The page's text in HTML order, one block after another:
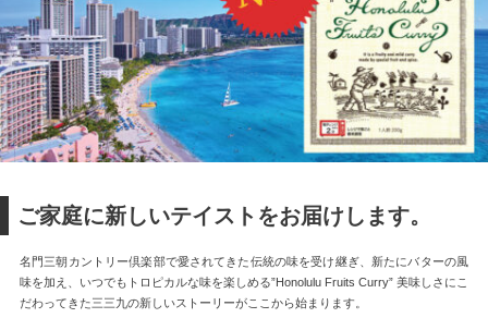
ご家庭に新しいテイストをお届けします。
名門三朝カントリー倶楽部で愛されてきた伝統の味を受け継ぎ、新たにバターの風
味を加え、いつでもトロピカルな味を楽しめる”Honolulu Fruits Curry” 美味しさにこ
だわってきた三三九の新しいストーリーがここから始まります。